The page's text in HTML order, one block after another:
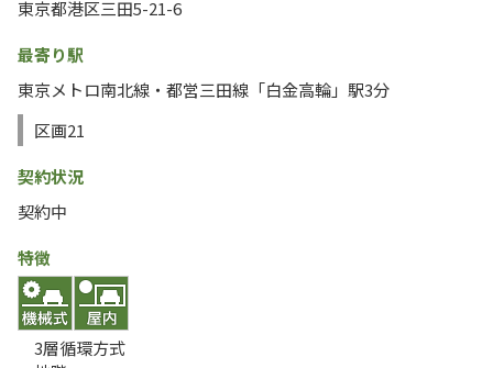
東京都港区三田5-21-6
最寄り駅
東京メトロ南北線・都営三田線「白金高輪」駅3分
区画21
契約状況
契約中
特徴
3層循環方式